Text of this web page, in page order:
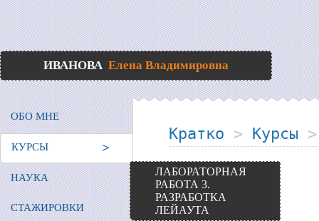
ИВАНОВА Елена Владимировна
ОБО МНЕ
КУРСЫ
НАУКА
СТАЖИРОВКИ
Кратко > Курсы
ЛАБОРАТОРНАЯ
РАБОТА 3.
РАЗРАБОТКА
ЛЕЙАУТА